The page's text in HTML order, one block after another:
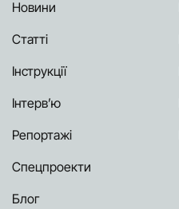
Новини
Статті
Інструкції
Інтерв’ю
Репортажі
Спецпроекти
Блог